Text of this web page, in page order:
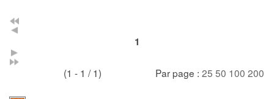
1
(1 - 1 / 1) Par page : 25 50 100 200